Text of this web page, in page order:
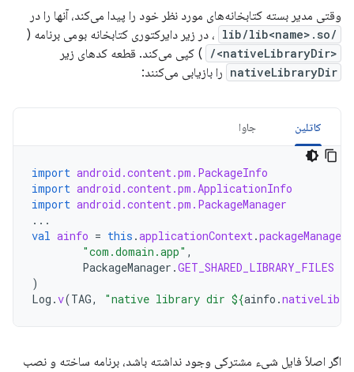
وقتی مدیر بسته کتابخانه‌های مورد نظر خود را پیدا می‌کند، آنها را در
/lib/lib<name>.so ، در زیر دایرکتوری کتابخانه بومی برنامه (
<nativeLibraryDir>/ ) کپی می‌کند. قطعه کدهای زیر
nativeLibraryDir را بازیابی می‌کنند:
کاتلین جاوا
import android.content.pm.PackageInfo
import android.content.pm.ApplicationInfo
import android.content.pm.PackageManager
...
val ainfo = this .applicationContext.packageManager
"com.domain.app" ,
PackageManager .GET_SHARED_LIBRARY_FILES
)
Log .v(TAG, "native library dir ${ainfo .
اگر اصلاً فایل شیء مشترکی وجود نداشته باشد، برنامه ساخته و نصب